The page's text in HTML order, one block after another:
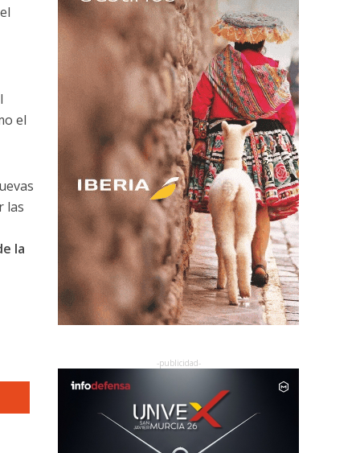
el
las
la